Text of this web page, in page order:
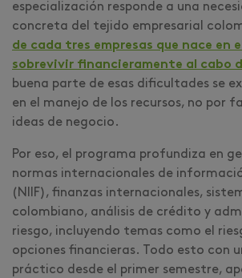
especialización responde a una
concreta del tejido empresarial
de cada tres empresas que nace en
sobrevivir financieramente al cabo
buena parte de esas dificultades se
en el manejo de los recursos, no por
ideas de negocio.
Por eso, el programa profundiza en
normas internacionales de
(NIIF), finanzas internacionales,
colombiano, análisis de crédito y
riesgo, incluyendo temas como el
opciones financieras. Todo esto con
práctico desde el primer semestre,